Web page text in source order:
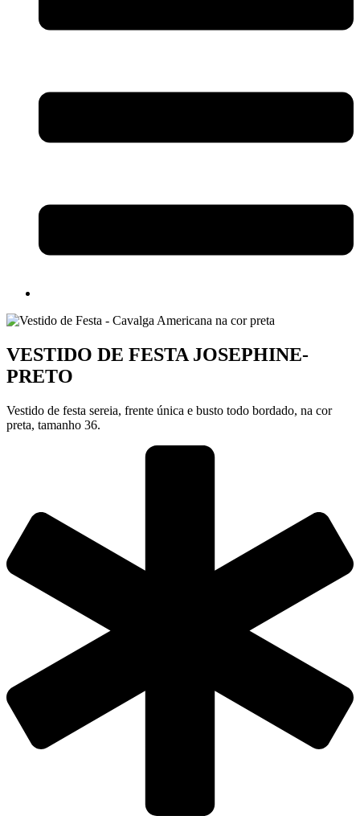
VESTIDO DE FESTA JOSEPHINE-
PRETO
Vestido de festa sereia, frente única e busto todo bordado, na cor
preta, tamanho 36.